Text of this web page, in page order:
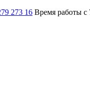
273 16 Время работы с